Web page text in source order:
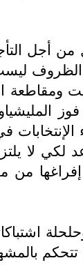
من أجل
الظروف
لكي